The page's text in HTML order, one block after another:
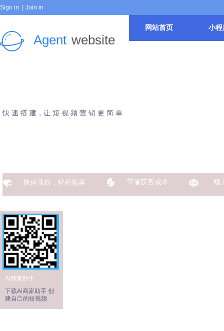
Agent website
网站首页 小程
Sign in Join in
快速涨粉，轻松拓客 节省获客成本 植
AI商家助手
下载Ai商家助手 创
建自己的短视频
快 速 搭 建，让 短 视 频 营 销 更 简 单